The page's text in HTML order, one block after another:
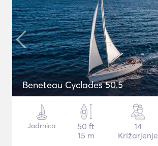
Beneteau Cyclades 50.5
Jadrnica
50 ft
15 m
14
Križarjenje